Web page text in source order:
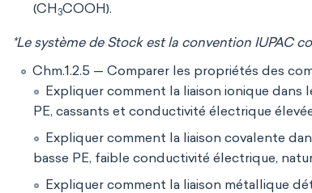
(CH 3COOH).
*Le système de Stock est la convention IUPAC
Chm.1.2.5 — Comparer les propriétés des
Expliquer comment la liaison ionique dans
PE, cassants et conductivité électrique
Expliquer comment la liaison covalente
basse PE, faible conductivité électrique,
Expliquer comment la liaison métallique